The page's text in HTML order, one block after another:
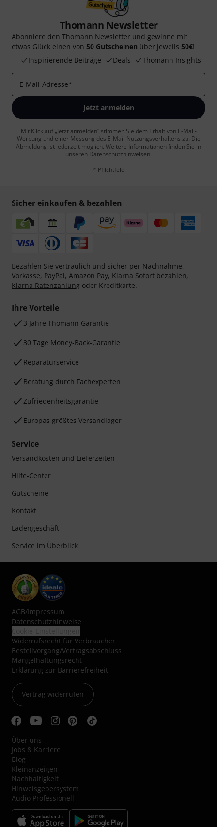
Thomann Newsletter
Abonniere den Thomann Newsletter und gewinne mit
etwas Glück einen von 50 Gutscheinen über jeweils 50€!
Inspirierende Beiträge
Deals Thomann Insights
E-Mail-Adresse*
Jetzt anmelden
Mit Klick auf „Jetzt anmelden“ stimmen Sie dem Erhalt von E-Mail-
Werbung und einer Messung des E-Mail-Nutzungsverhaltens zu. Die
Abmeldung ist jederzeit möglich. Weitere Informationen finden Sie in
unseren Datenschutzhinweisen.
* Pflichtfeld
Sicher einkaufen & bezahlen
Bezahlen Sie vertraulich und sicher per Nachnahme,
Vorkasse, PayPal, Amazon Pay, Klarna Sofort bezahlen,
Klarna Ratenzahlung oder Kreditkarte.
Ihre Vorteile
3 Jahre Thomann Garantie
30 Tage Money-Back-Garantie
Reparaturservice
Beratung durch Fachexperten
Zufriedenheitsgarantie
Europas größtes Versandlager
Service
Versandkosten und Lieferzeiten
Hilfe-Center
Gutscheine
Kontakt
Ladengeschäft
Service im Überblick
AGB/Impressum
Datenschutzhinweise
Widerrufsrecht für Verbraucher
Bestellvorgang/Vertragsabschluss
Mängelhaftungsrecht
Erklärung zur Barrierefreiheit
Vertrag widerrufen
Über uns
Jobs & Karriere
Blog
Kleinanzeigen
Nachhaltigkeit
Hinweisgebersystem
Audio Professionell